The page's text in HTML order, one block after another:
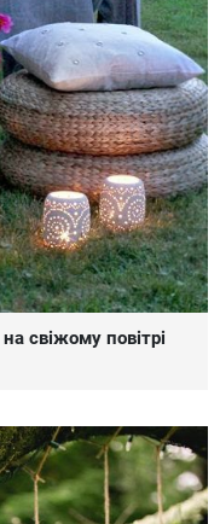
свіжому повітрі